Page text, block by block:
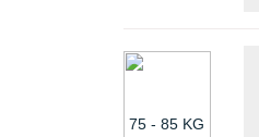
75 - 85 KG